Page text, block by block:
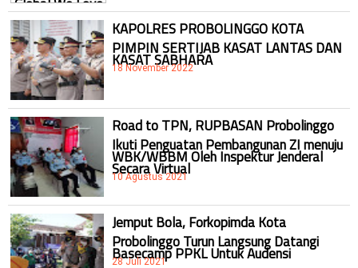
KAPOLRES PROBOLINGGO KOTA
PIMPIN SERTIJAB KASAT LANTAS DAN
KASAT SABHARA
18 November 2022
Road to TPN, RUPBASAN Probolinggo
Ikuti Penguatan Pembangunan ZI menuju
WBK/WBBM Oleh Inspektur Jenderal
Secara Virtual
10 Agustus 2021
Jemput Bola, Forkopimda Kota
Probolinggo Turun Langsung Datangi
Basecamp PPKL Untuk Audensi
28 Juli 2021